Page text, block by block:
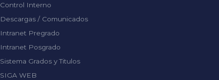
Control Interno
Descargas / Comunicados
Intranet Pregrado
Intranet Posgrado
Sistema Grados y Titulos
SIGA WEB